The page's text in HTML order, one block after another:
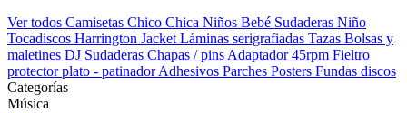
Ver todos Camisetas Chico Chica Niños Bebé Sudaderas Niño
Tocadiscos Harrington Jacket Láminas serigrafiadas Tazas Bolsas y
maletines DJ Sudaderas Chapas / pins Adaptador 45rpm Fieltro
protector plato - patinadorAdhesivos Parches Posters Fundas discos
Categorías
Música